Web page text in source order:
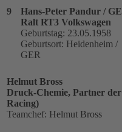
9
Hans-Peter Pandur /
Ralt RT3 Volkswagen
Geburtstag: 23.05.1958
Geburtsort: Heidenheim /
GER
Helmut Bross
Druck-Chemie, Partner
Racing)
Teamchef: Helmut Bross